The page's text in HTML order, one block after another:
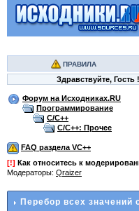
ПРАВИЛА
Здравствуйте, Гость !
Форум на Исходниках.RU
Программирование
C/C++
C/C++: Прочее
FAQ раздела VC++
[!] Как относитесь к
Модераторы: Qraizer
Перебор всех значений